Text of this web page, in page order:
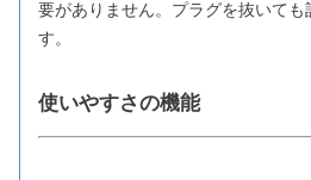
要がありません。プラグを抜いて
す。
使いやすさの機能